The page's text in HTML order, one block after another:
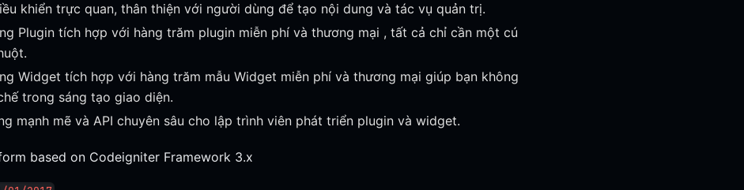
khiển trực quan, thân thiện với người dùng để tạo nội dung và tác vụ quản trị.
Plugin tích hợp với hàng trăm plugin miễn phí và thương mại , tất cả chỉ cần một cú
Widget tích hợp với hàng trăm mẫu Widget miễn phí và thương mại giúp bạn không
trong sáng tạo giao diện.
mạnh mẽ và API chuyên sâu cho lập trình viên phát triển plugin và widget.
based on Codeigniter Framework 3.x